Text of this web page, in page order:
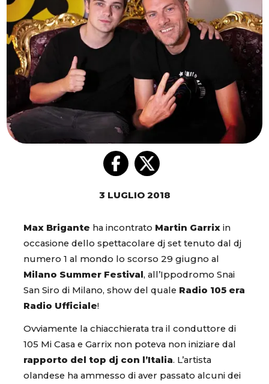
3 LUGLIO 2018
Max Brigante ha incontrato Martin Garrix in
occasione dello spettacolare dj set tenuto dal dj
numero 1 al mondo lo scorso 29 giugno al
Milano Summer Festival , all’Ippodromo Snai
San Siro di Milano, show del quale Radio 105 era
Radio Ufficiale!
Ovviamente la chiacchierata tra il conduttore di
105 Mi Casa e Garrix non poteva non iniziare dal
rapporto del top dj con l’Italia. L’artista
olandese ha ammesso di aver passato alcuni dei